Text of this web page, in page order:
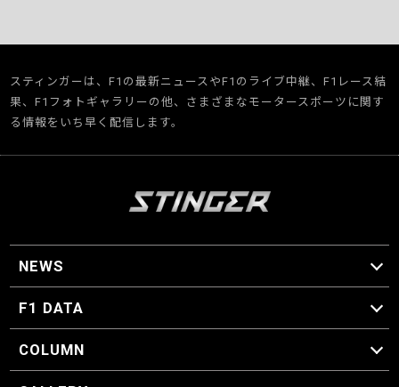
スティンガーは、F1の最新ニュースやF1のライブ中継、F1レース結
果、F1フォトギャラリーの他、さまざまなモータースポーツに関す
る情報をいち早く配信します。
NEWS
F1 ニュース
F1 DATA
F1 日程
F1 データ
COLUMN